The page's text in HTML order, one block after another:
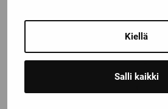
Kiellä
Salli kaikki